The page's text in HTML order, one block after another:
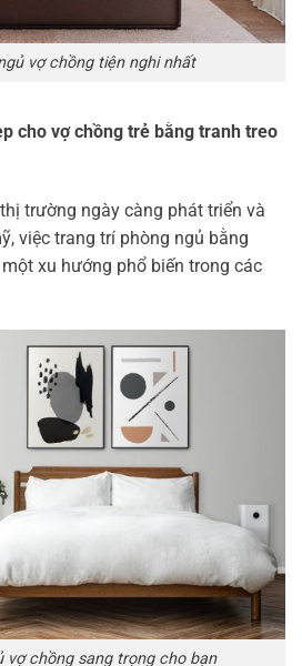
vợ chồng tiện nghi nhất
cho vợ chồng trẻ bằng tranh treo
trường ngày càng phát triển và
việc trang trí phòng ngủ bằng
xu hướng phổ biến trong các
vợ chồng sang trọng cho bạn